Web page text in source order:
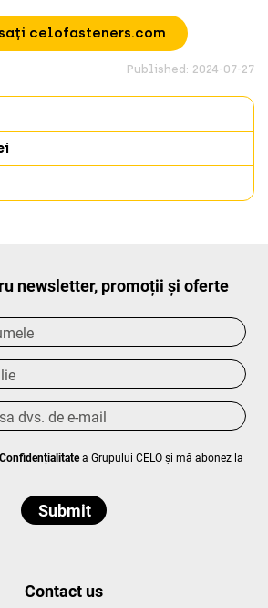
celofasteners.com
Published: 2024-07-27
newsletter, promoții și oferte
a Grupului CELO și mă abonez la
Contact us